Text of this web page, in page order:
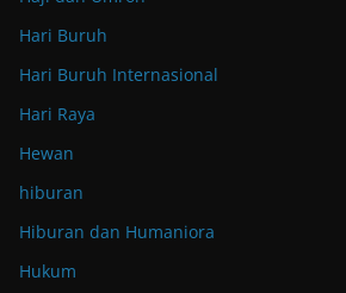
Hari Buruh
Hari Buruh Internasional
Hari Raya
Hewan
hiburan
Hiburan dan Humaniora
Hukum